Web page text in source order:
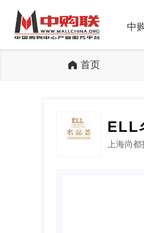
中
首页
ELL
上海尚